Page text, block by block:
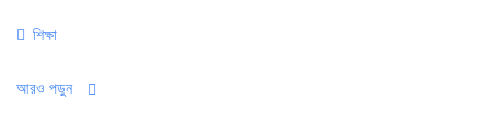
Categories
শিক্ষা
আরও পড়ুন